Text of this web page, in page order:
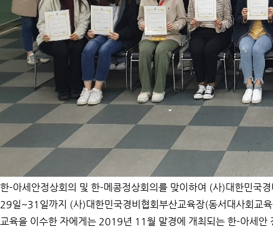
한-아세안정상회의 및 한-메콩정상회의를 맞이하여 (사)대한민국
29일~31일까지 (사)대한민국경비협회부산교육장(동서대사회교
교육을 이수한 자에게는 2019년 11월 말경에 개최되는 한-아세안